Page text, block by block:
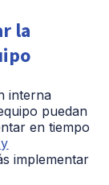
la
interna
puedan
en tiempo
implementar